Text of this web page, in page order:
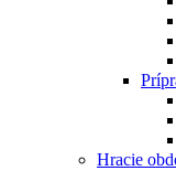
Hracie